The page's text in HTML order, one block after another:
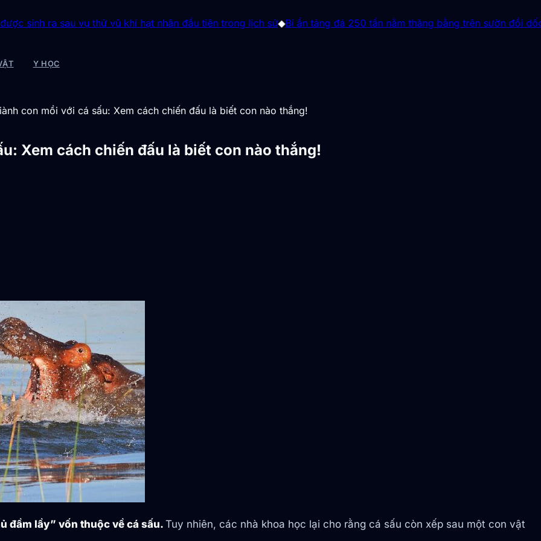
vụ thử vũ khí hạt nhân đầu tiên trong lịch sử◆Bí ẩn tảng đá 250 tấn nằm thăng bằng trên sườn đồi dốc 45 độ◆Bí
Y HỌC
con mồi với cá sấu: Xem cách chiến đấu là biết con nào thắng!
Xem cách chiến đấu là biết con nào thắng!
đầm lầy” vốn thuộc về cá sấu. Tuy nhiên, các nhà khoa học lại cho rằng cá sấu còn xếp sau một con vật